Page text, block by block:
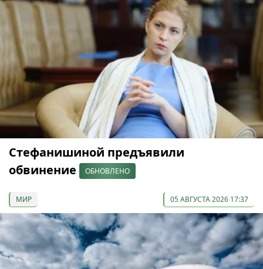
Стефанишиной предъявили
обвинение
ОБНОВЛЕНО
МИР 05 АВГУСТА 2026 17:37